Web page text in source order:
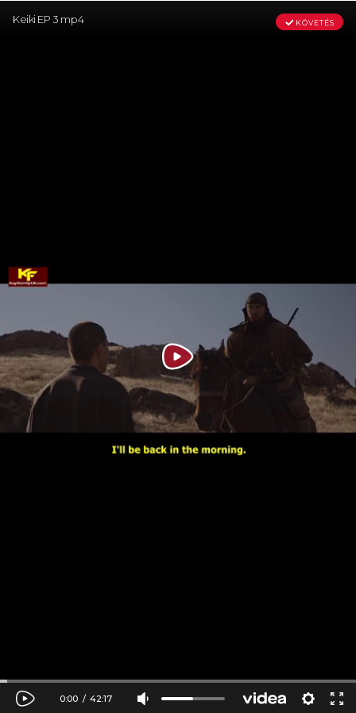
Keiki EP 3 mp4 KÖVETÉS
0:00 / 42:17